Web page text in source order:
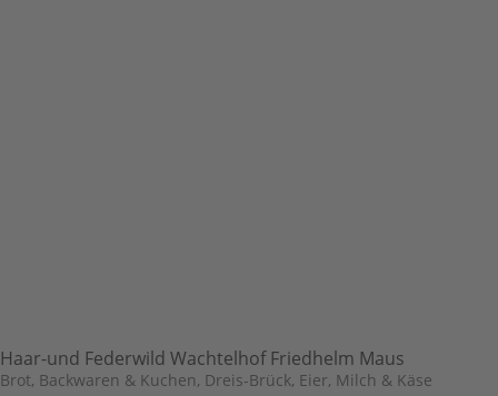
Haar-und Federwild Wachtelhof Friedhelm Maus
Brot, Backwaren & Kuchen, Dreis-Brück, Eier, Milch & Käse